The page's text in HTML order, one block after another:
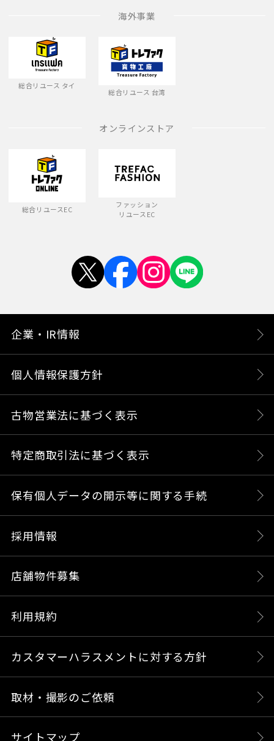
海外事業
総合リユース タイ
総合リユース 台湾
オンラインストア
総合リユースEC
ファッション
リユースEC
企業・IR情報
個人情報保護方針
古物営業法に基づく表示
特定商取引法に基づく表示
保有個人データの開示等に関する手続
採用情報
店舗物件募集
利用規約
カスタマーハラスメントに対する方針
取材・撮影のご依頼
サイトマップ